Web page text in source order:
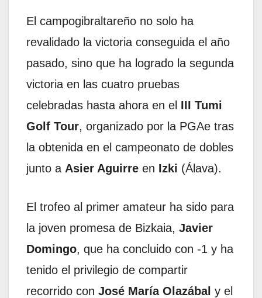
El campogibraltareño no solo ha
revalidado la victoria conseguida el año
pasado, sino que ha logrado la segunda
victoria en las cuatro pruebas
celebradas hasta ahora en el III Tumi
Golf Tour, organizado por la PGAe tras
la obtenida en el campeonato de dobles
junto a Asier Aguirre en Izki (Álava).
El trofeo al primer amateur ha sido para
la joven promesa de Bizkaia, Javier
Domingo, que ha concluido con -1 y ha
tenido el privilegio de compartir
recorrido con José María Olazábal y el